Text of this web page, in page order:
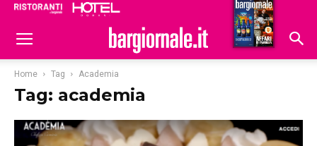
Hoteldomani
Home Tag Academia
Tag: academia